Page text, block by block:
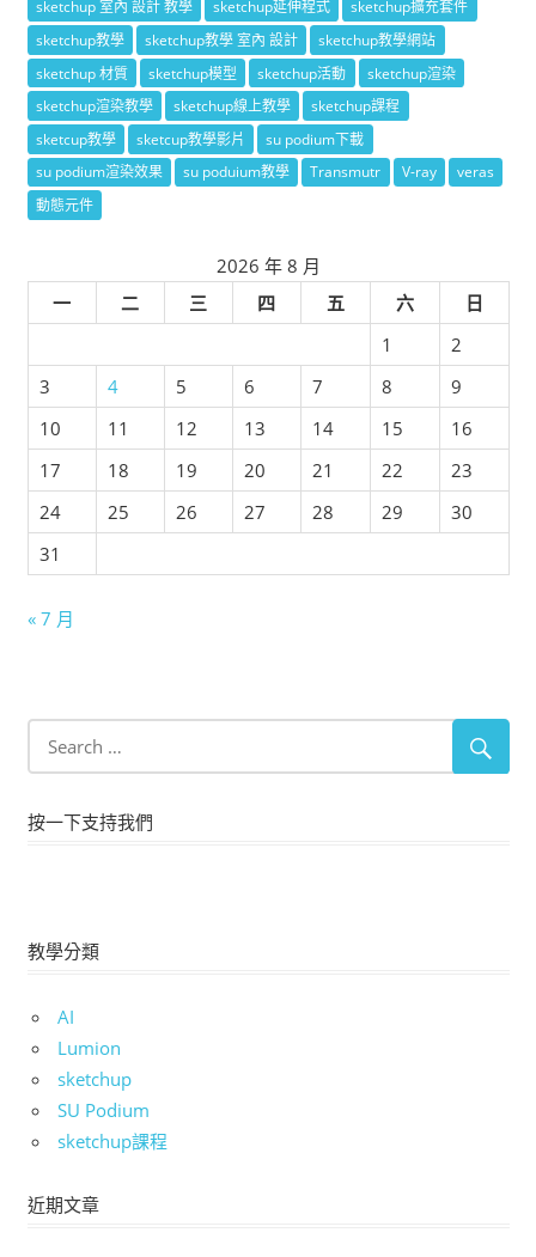
sketchup 室內 設計 教學 sketchup延伸程式
sketchup擴充套件
sketchup教學
sketchup教學 室內 設計
sketchup教學網站
sketchup 材質
sketchup模型 sketchup活動
sketchup渲染
sketchup渲染教學
sketchup線上教學
sketchup課程
sketcup教學
sketcup教學影片
su podium下載
su podium渲染效果
su poduium教學 Transmutr V-ray
veras
動態元件
2026 年 8 月
一
二 三 四 五 六
日
1
2
3
4 5 6 7 8
9
10
11 12 13 14 15
16
17
18 19 20 21 22
23
24
25 26 27 28 29
30
31
« 7 月
按一下支持我們
教學分類
AI
Lumion
sketchup
SU Podium
sketchup課程
近期文章